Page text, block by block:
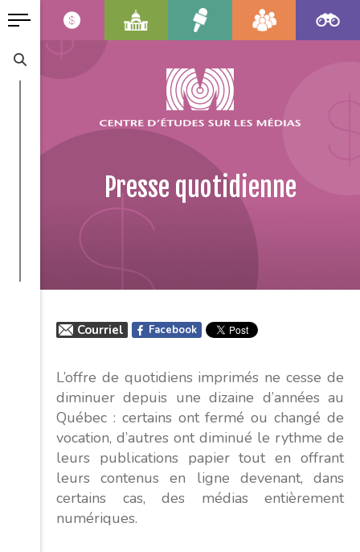
Presse quotidienne
Courriel Facebook
L’offre de quotidiens imprimés ne cesse de
diminuer depuis une dizaine d’années au
Québec : certains ont fermé ou changé de
vocation, d’autres ont diminué le rythme de
leurs publications papier tout en offrant
leurs contenus en ligne devenant, dans
certains cas, des médias entièrement
numériques.